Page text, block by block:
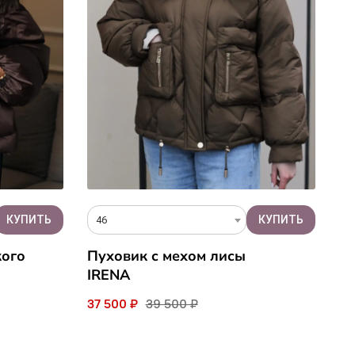
46
Пуховик с мехом лисы
IRENA
37 500 ₽ 39 500 ₽